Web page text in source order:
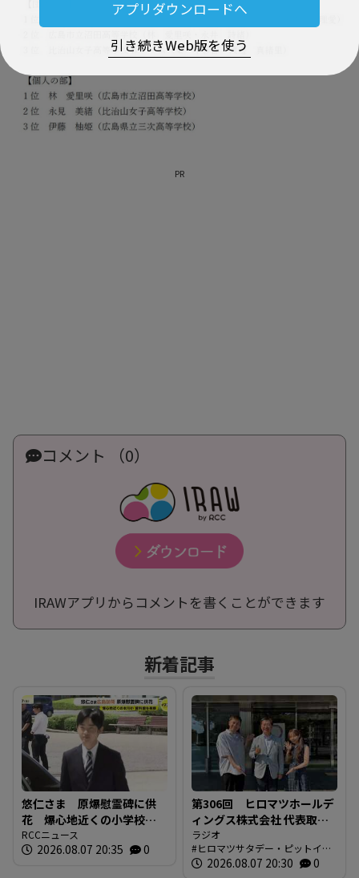
アプリダウンロードへ
引き続きWeb版を使う
PR
コメント （0）
IRAWアプリからコメントを書くことができます
新着記事
悠仁さま 原爆慰霊碑に供
花 爆心地近くの小学校も
訪問 「被爆体験を若い世
代に繋いでいくことが大
RCCニュース
2026.08.07 20:35 0
第306回 ヒロマツホールデ
ィングス株式会社 代表取締
役社長 槙本良二さん 前編
【ヒロマツ サタデー・ピッ
トイン】
ラジオ
ヒロマツサタデー・ピットイン
ブログ2026.08.07 20:30 0